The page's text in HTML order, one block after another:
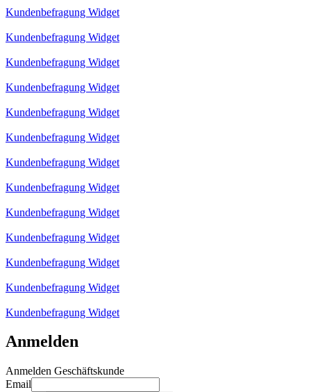
Kundenbefragung Widget
Kundenbefragung Widget
Kundenbefragung Widget
Kundenbefragung Widget
Kundenbefragung Widget
Kundenbefragung Widget
Kundenbefragung Widget
Kundenbefragung Widget
Kundenbefragung Widget
Kundenbefragung Widget
Kundenbefragung Widget
Kundenbefragung Widget
Kundenbefragung Widget
Anmelden
Anmelden Geschäftskunde
Email